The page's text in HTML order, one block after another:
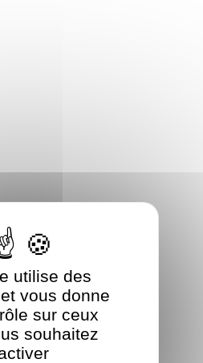
utilise des
vous donne
sur ceux
souhaitez